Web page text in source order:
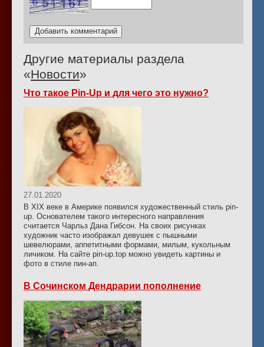
Другие материалы раздела
«Новости»
Что такое Pin-Up и для чего это нужно?
27.01.2020
В XIX веке в Америке появился художественный стиль pin-
up. Основателем такого интересного направления
считается Чарльз Дана Гибсон. На своих рисунках
художник часто изображал девушек с пышными
шевелюрами, аппетитными формами, милым, кукольным
личиком. На сайте pin-up.top можно увидеть картины и
фото в стиле пин-ап.
В Сочинском Дендрарии пополнение